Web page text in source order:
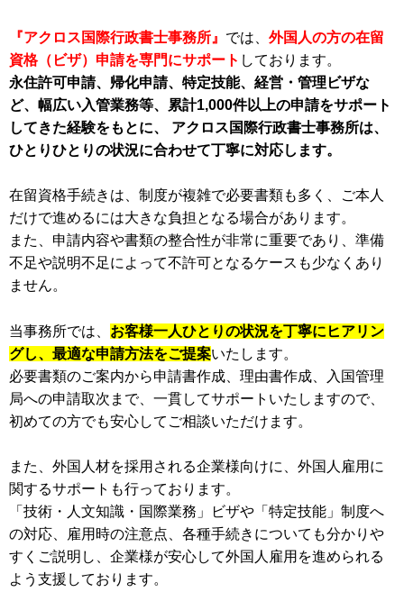
『アクロス国際行政書士事務所』 では、 外国人の方の在留
資格（ビザ）申請を専門にサポート しております。
永住許可申請、帰化申請、特定技能、経営・管理ビザな
ど、幅広い入管業務等、累計1,000件以上の申請をサポート
してきた経験をもとに、 アクロス国際行政書士事務所は、
ひとりひとりの状況に合わせて丁寧に対応します。
在留資格手続きは、制度が複雑で必要書類も多く、ご本人
だけで進めるには大きな負担となる場合があります。
また、申請内容や書類の整合性が非常に重要であり、準備
不足や説明不足によって不許可となるケースも少なくあり
ません。
当事務所では、 お客様一人ひとりの状況を丁寧にヒアリン
グし、最適な申請方法をご提案いたします。
必要書類のご案内から申請書作成、理由書作成、入国管理
局への申請取次まで、一貫してサポートいたしますので、
初めての方でも安心してご相談いただけます。
また、外国人材を採用される企業様向けに、外国人雇用に
関するサポートも行っております。
「技術・人文知識・国際業務」ビザや「特定技能」制度へ
の対応、雇用時の注意点、各種手続きについても分かりや
すくご説明し、企業様が安心して外国人雇用を進められる
よう支援しております。